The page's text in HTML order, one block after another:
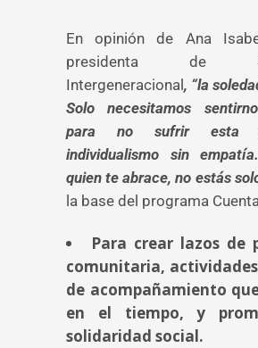
En opinión de Ana
presidenta de
Intergeneracional , “la
Solo necesitamos
para no sufrir esta
individualismo sin
quien te abrace, no estás
la base del programa
Para crear lazos de
comunitaria,
de acompañamiento
en el tiempo, y
solidaridad social.